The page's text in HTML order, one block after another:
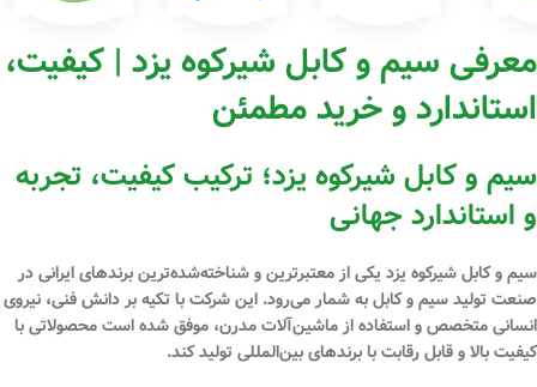
معرفی سیم و کابل شیرکوه یزد | کیفیت،
استاندارد و خرید مطمئن
سیم و کابل شیرکوه یزد؛ ترکیب کیفیت، تجربه
و استاندارد جهانی
سیم وکابلشیرکوه یزد یکی از معتبرترین و شناخته‌شده‌ترین برندهای ایرانی در
صنعت تولید سیم و کابل به شمار می‌رود. این شرکت با تکیه بر دانش فنی، نیروی
انسانی متخصص و استفاده از ماشین‌آلات مدرن، موفق شده است محصولاتی با
کیفیت بالا و قابل رقابت با برندهای بین‌المللی تولید کند.